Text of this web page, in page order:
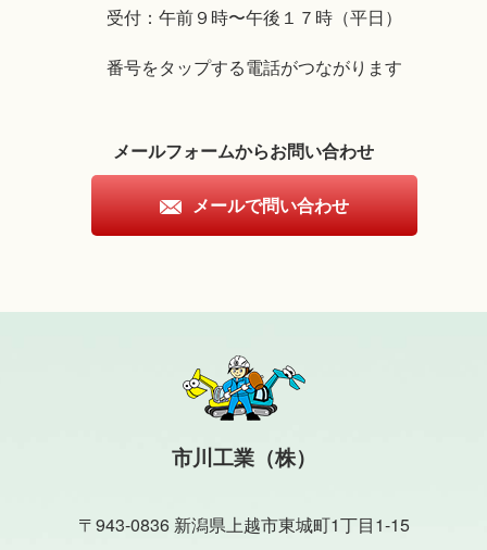
受付：午前９時〜午後１７時（平日）
番号をタップする電話がつながります
メールフォームからお問い合わせ
メールで問い合わせ
市川工業（株）
〒943-0836 新潟県上越市東城町1丁目1-15